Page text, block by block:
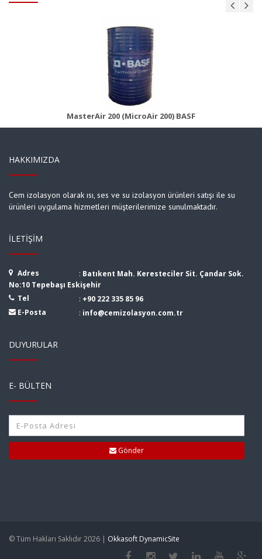
MasterAir 200 (MicroAir 200) BASF
MasterAir 200B (MicroAir 200B)
Ürün Detayı
HAKKIMIZDA
Cem izolasyon olarak ısı, ses ve su izolasyon ürünleri satışı ile su
ürünleri uygulama hizmetleri müşterilerimize sunulmaktadır.
İLETIŞIM
Adres : Batıkent Mah. Keresteciler Sit. Çandar Sok.
No:10 Tepebaşı Eskişehir
Tel
: +90 222 335 85 96
E-Posta
: info@cemizolasyon.com.tr
DUYURULAR
E- BÜLTEN
Gönder
© Tüm Hakları Saklıdır 2026 | Okkasoft DynamicSite